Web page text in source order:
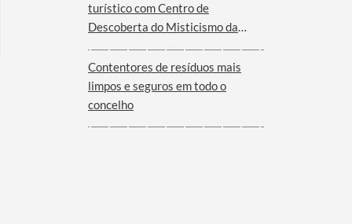
turístico com Centro de
Descoberta do Misticismo da
Contentores de resíduos mais
limpos e seguros em todo o
concelho